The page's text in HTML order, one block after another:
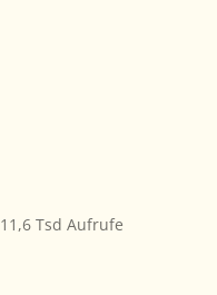
11,6 Tsd Aufrufe